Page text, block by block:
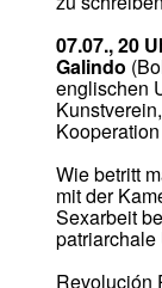
07.07., 20
Galindo
englischen
Wie betritt
mit der
Sexarbeit
patriarchale
Revolución